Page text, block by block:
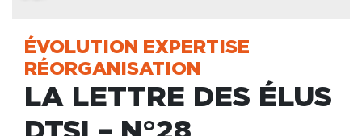
ÉVOLUTION EXPERTISE
RÉORGANISATION
LA LETTRE DES ÉLUS
DTSI – N°28